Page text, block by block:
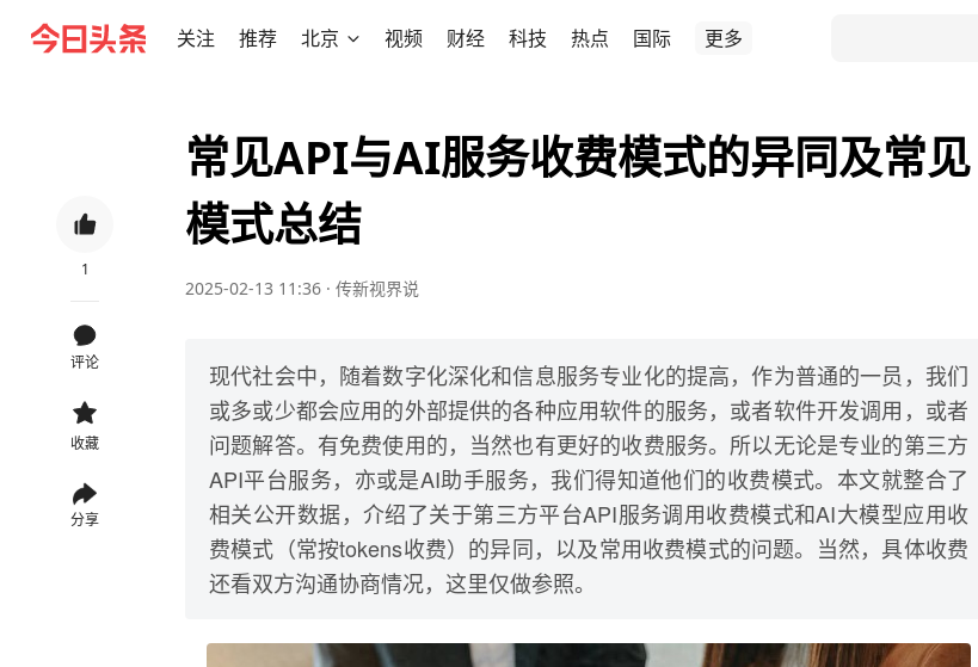
关注 推荐 北京 视频 财经 科技 热点 国际 更多
1
评论
收藏
分享
常见API与AI服务收费模式的异同及常见
模式总结
2025-02-13 11:36 · 传新视界说
现代社会中，随着数字化深化和信息服务专业化的提高，作为普通的一员，我们
或多或少都会应用的外部提供的各种应用软件的服务，或者软件开发调用，或者
问题解答。有免费使用的，当然也有更好的收费服务。所以无论是专业的第三方
API平台服务，亦或是AI助手服务，我们得知道他们的收费模式。本文就整合了
相关公开数据，介绍了关于第三方平台API服务调用收费模式和AI大模型应用收
费模式（常按tokens收费）的异同，以及常用收费模式的问题。当然，具体收费
还看双方沟通协商情况，这里仅做参照。